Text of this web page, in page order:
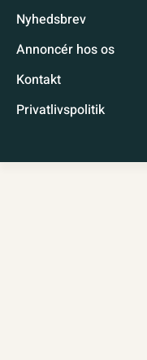
Nyhedsbrev
Annoncér hos os
Kontakt
Privatlivspolitik